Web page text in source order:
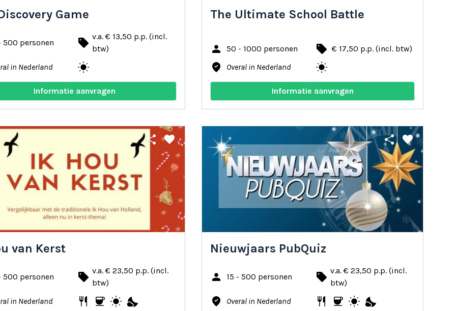
Game
500 personen local_offer v.a. € 13,50 p.p. (incl.
btw)
in Nederland wb_sunny
Informatie aanvragen
The Ultimate School Battle
person 50 - 1000 personen local_offer € 17,50 p.p. (incl. btw)
where_to_vote Overal in Nederland wb_sunny
Informatie aanvragen
share favorite
van Kerst
500 personen local_offer v.a. € 23,50 p.p. (incl.
btw)
in Nederland restaurant coffee wb_sunny nights_stay
share favorite
Nieuwjaars PubQuiz
person
15 - 500 personen local_offer v.a. € 23,50 p.p. (incl.
btw)
where_to_vote Overal in Nederland restaurant coffee wb_sunny nights_stay